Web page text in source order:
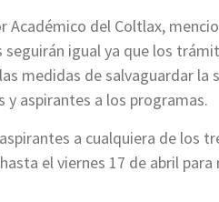
Académico del Coltlax,
igual ya que los
medidas de salvaguardar
aspirantes a los programas.
a cualquiera de los
el viernes 17 de abril